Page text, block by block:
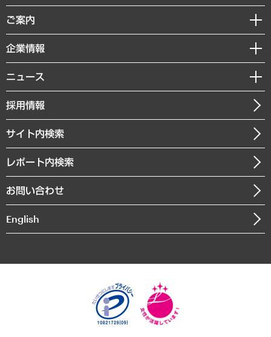
組織・人事戦略
デジタルイノベーション
共生・ダイバーシティ
GRC（ガバナンス・リスク・コンプライアンス）・防災（政策）
経済・産業・雇用・労働
まちづくり・観光・交通・スポーツ・スマートシティ
自然資源・農林水産業・食料システム
経済調査
レポート
コラム
経営用語集
受託・受注実績（官公庁関連）
メディア掲載・出演
ご案内
セミナー・イベント情報
MUFGビジネスセミナー
受託案件情報
企業情報
私たちの想い
社長メッセージ
会社概要
沿革
組織図・本部部室紹介
インドネシア現地法人
個人情報保護方針
ニュース
ニュースリリース
お知らせ
採用情報
サイト内検索
レポート内検索
お問い合わせ
English